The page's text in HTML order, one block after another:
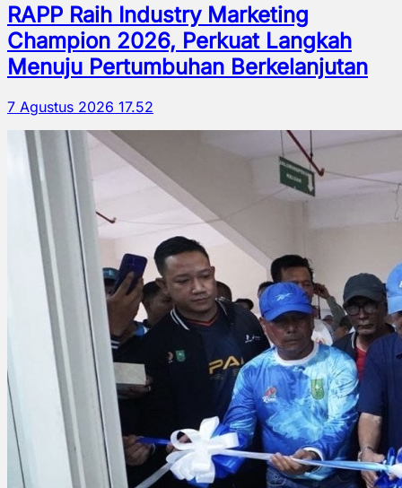
RAPP Raih Industry Marketing
Champion 2026, Perkuat Langkah
Menuju Pertumbuhan Berkelanjutan
7 Agustus 2026 17.52